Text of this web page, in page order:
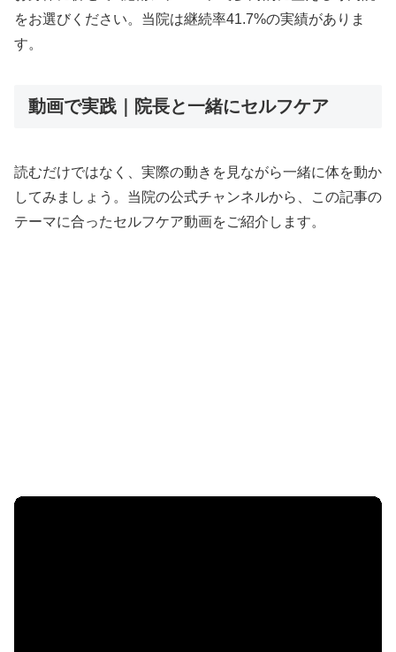
をお選びください。当院は継続率41.7%の実績がありま
す。
動画で実践｜院長と一緒にセルフケア
読むだけではなく、実際の動きを見ながら一緒に体を動か
してみましょう。当院の公式チャンネルから、この記事の
テーマに合ったセルフケア動画をご紹介します。